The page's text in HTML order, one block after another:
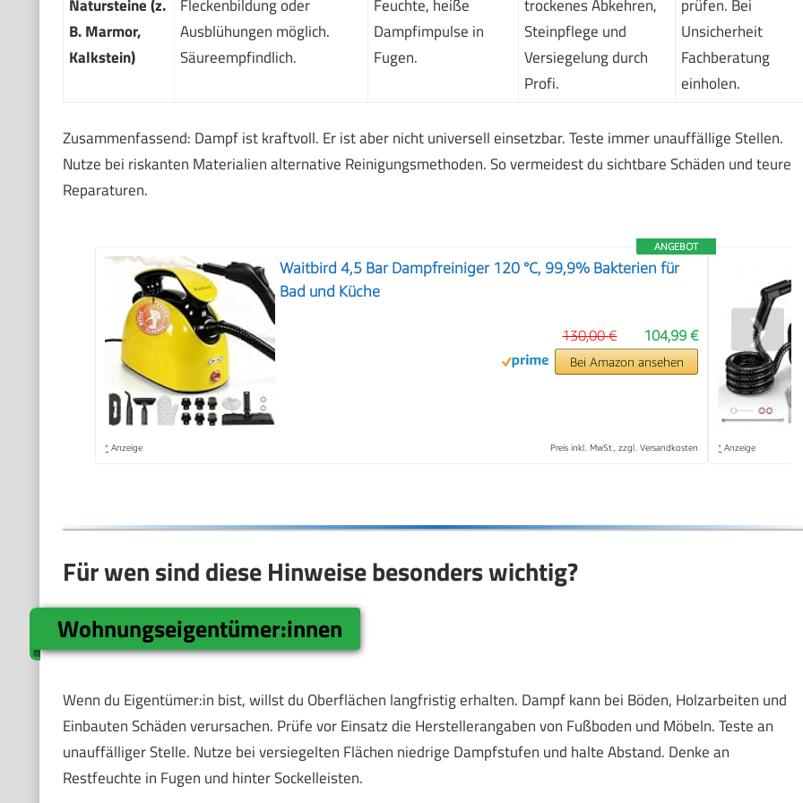
Natursteine (z.
B. Marmor,
Kalkstein)
Fleckenbildung oder
Ausblühungen möglich.
Säureempfindlich.
Feuchte, heiße
Dampfimpulse in
Fugen.
trockenes Abkehren,
Steinpflege und
Versiegelung durch
Profi.
prüfen. Bei
Unsicherheit
Fachberatung
einholen.
Zusammenfassend: Dampf ist kraftvoll. Er ist aber nicht universell einsetzbar. Teste immer unauffällige Stellen.
Nutze bei riskanten Materialien alternative Reinigungsmethoden. So vermeidest du sichtbare Schäden und teure
Reparaturen.
ANGEBOT
Waitbird 4,5 Bar Dampfreiniger 120 °C, 99,9% Bakterien für
Bad und Küche
104,99 €
130,00 €
Bei Amazon ansehen
* Anzeige Preis inkl. MwSt., zzgl. Versandkosten * Anzeige
❯
Für wen sind diese Hinweise besonders wichtig?
Wohnungseigentümer:innen
Wenn du Eigentümer:in bist, willst du Oberflächen langfristig erhalten. Dampf kann bei Böden, Holzarbeiten und
Einbauten Schäden verursachen. Prüfe vor Einsatz die Herstellerangaben von Fußboden und Möbeln. Teste an
unauffälliger Stelle. Nutze bei versiegelten Flächen niedrige Dampfstufen und halte Abstand. Denke an
Restfeuchte in Fugen und hinter Sockelleisten.